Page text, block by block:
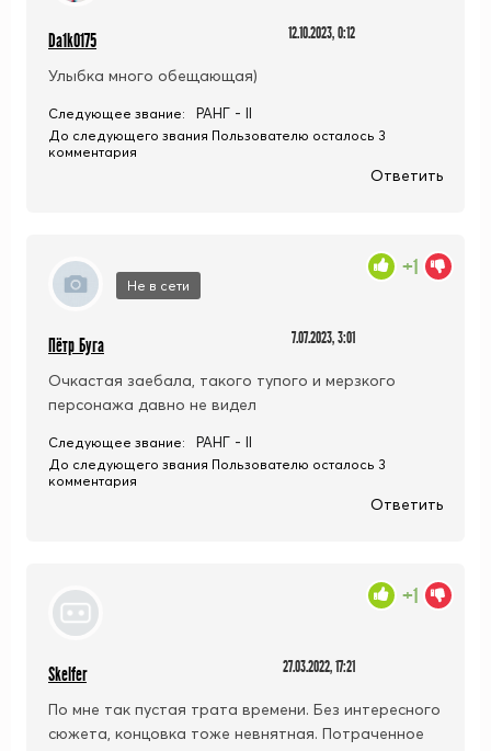
Da1k0175 12.10.2023, 0:12
Улыбка много обещающая)
Следующее звание: РАНГ - II
До следующего звания Пользователю осталось 3
комментария
Ответить
Не в сети
Пётр Буга 7.07.2023, 3:01
Очкастая заебала, такого тупого и мерзкого
персонажа давно не видел
+1
Следующее звание: РАНГ - II
До следующего звания Пользователю осталось 3
комментария
Ответить
Skelfer 27.03.2022, 17:21
По мне так пустая трата времени. Без интересного
сюжета, концовка тоже невнятная. Потраченное
+1